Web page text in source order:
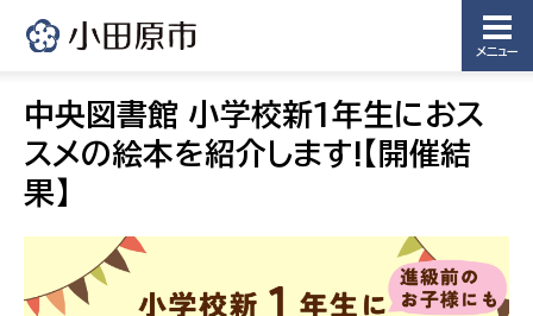
メニュー
中央図書館 小学校新1年生におス
スメの絵本を紹介します!【開催結
果】